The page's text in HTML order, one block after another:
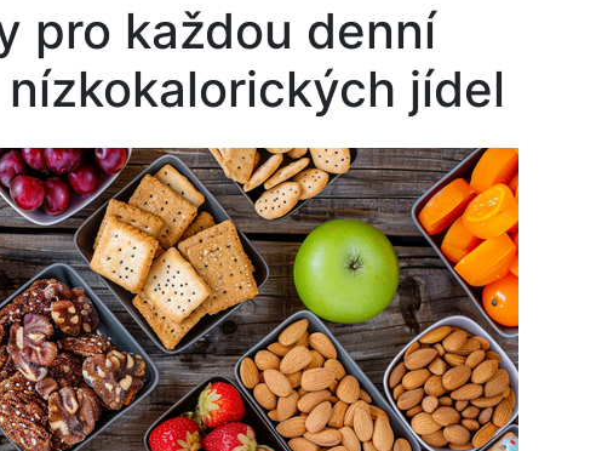
pro každou denní
jídel